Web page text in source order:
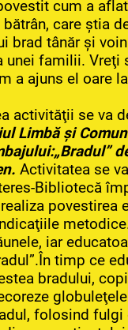
cum a
care ştia
brad tânăr şi
unei familii. Vreţi
a ajuns el oare
activităţii se va
Limbă şi
Activitatea se
Bibliotecă
povestirea
iar
timp ce
bradului,
folosind fulgi